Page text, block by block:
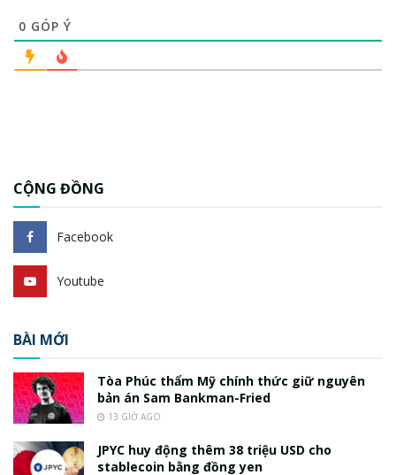
0 GÓP Ý
CỘNG ĐỒNG
Facebook
Youtube
BÀI MỚI
Tòa Phúc thẩm Mỹ chính thức giữ nguyên
bản án Sam Bankman-Fried
13 GIỜ AGO
JPYC huy động thêm 38 triệu USD cho
stablecoin bằng đồng yen